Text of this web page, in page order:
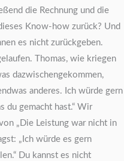
die Rechnung und die
Know-how zurück? Und
es nicht zurückgeben.
Thomas, wie kriegen
dazwischengekommen,
anderes. Ich würde gern
du gemacht hast.“ Wir
„Die Leistung war nicht in
„Ich würde es gern
Du kannst es nicht